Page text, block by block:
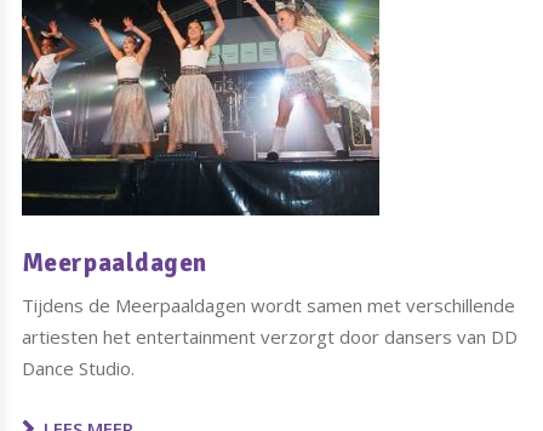
Meerpaaldagen
Tijdens de Meerpaaldagen wordt samen met verschillende
artiesten het entertainment verzorgt door dansers van DD
Dance Studio.